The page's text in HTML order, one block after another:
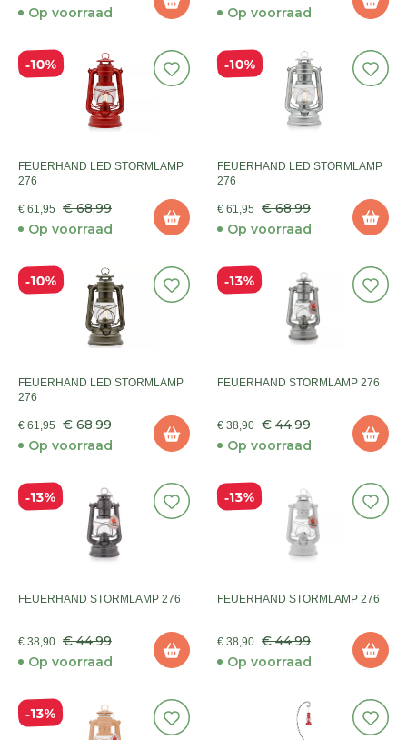
Op voorraad Op voorraad
10%
FEUERHAND LED STORMLAMP
276
€ 61,95
€ 68,99
Op voorraad
10%
FEUERHAND LED STORMLAMP
276
€ 61,95
€ 68,99
Op voorraad
10%
FEUERHAND LED STORMLAMP
276
€ 61,95
€ 68,99
Op voorraad
13%
FEUERHAND STORMLAMP 276
€ 38,90 € 44,99
Op voorraad
13%
FEUERHAND STORMLAMP 276
€ 38,90 € 44,99
Op voorraad
13%
FEUERHAND STORMLAMP 276
€ 38,90 € 44,99
Op voorraad
13%